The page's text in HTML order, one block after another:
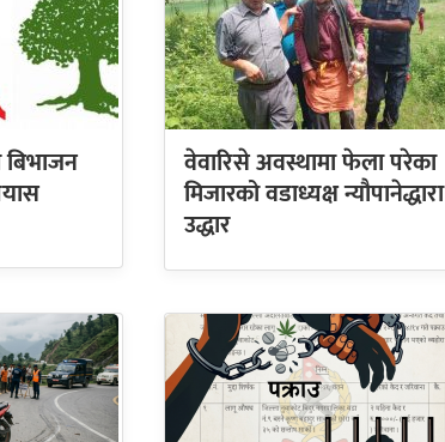
वेवारिसे अवस्थामा फेला परेका
मिजारको वडाध्यक्ष न्यौपानेद्धारा
उद्धार
बिभाजन